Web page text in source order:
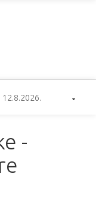
12.8.2026.
-